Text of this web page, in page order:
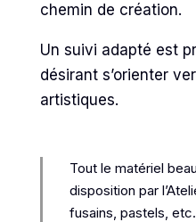
chemin de création.
Un suivi adapté est
désirant s’orienter
artistiques.
Tout le matériel
disposition par
fusains, pastels,